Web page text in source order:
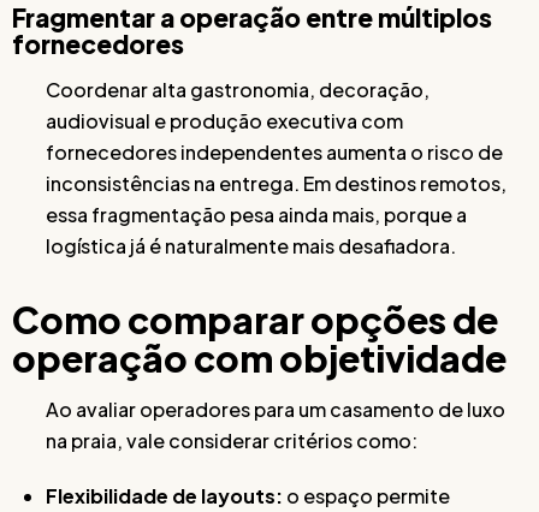
Fragmentar a operação entre múltiplos
fornecedores
Coordenar alta gastronomia, decoração,
audiovisual e produção executiva com
fornecedores independentes aumenta o risco de
inconsistências na entrega. Em destinos remotos,
essa fragmentação pesa ainda mais, porque a
logística já é naturalmente mais desafiadora.
Como comparar opções de
operação com objetividade
Ao avaliar operadores para um casamento de luxo
na praia, vale considerar critérios como:
Flexibilidade de layouts: o espaço permite